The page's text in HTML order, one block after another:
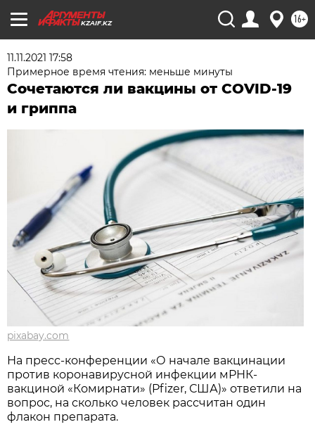
KZAIF.KZ 16+
11.11.2021 17:58
Примерное время чтения: меньше минуты
Сочетаются ли вакцины от COVID-19
и гриппа
pixabay.com
На пресс-конференции «О начале вакцинации
против коронавирусной инфекции мРНК-
вакциной «Комирнати» (Pfizer, США)» ответили на
вопрос, на сколько человек рассчитан один
флакон препарата.